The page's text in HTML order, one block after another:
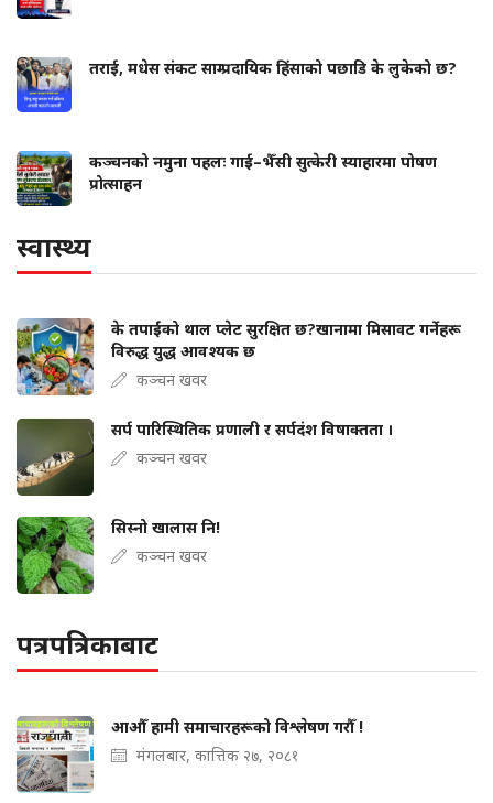
तराई, मधेस संकट साम्प्रदायिक हिंसाको पछाडि के लुकेको छ?
कञ्चनको नमुना पहलः गाई–भैँसी सुत्केरी स्याहारमा पोषण
प्रोत्साहन
स्वास्थ्य
के तपाईंको थाल प्लेट सुरक्षित छ?खानामा मिसावट गर्नेहरू
विरुद्ध युद्ध आवश्यक छ
कञ्चन खवर
सर्प पारिस्थितिक प्रणाली र सर्पदंश विषाक्तता ।
कञ्चन खवर
सिस्नो खालास नि!
कञ्चन खवर
पत्रपत्रिकाबाट
आऔँ हामी समाचारहरूको विश्लेषण गरौँ !
मंगलबार, कात्तिक २७, २०८१